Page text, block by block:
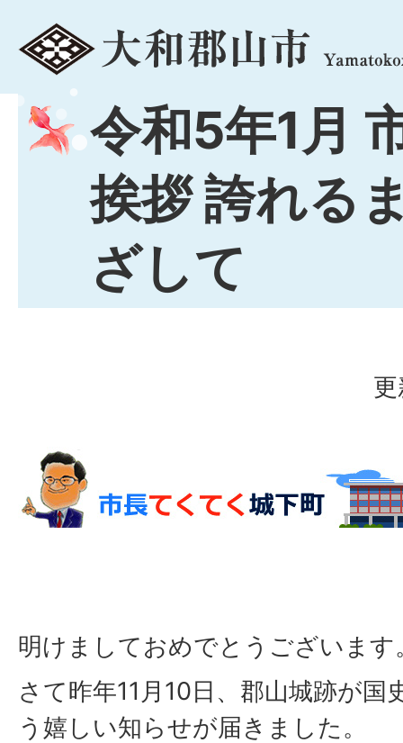
menu
令和5年1月
挨拶 誇れる
ざして
明けましておめでとうございます
さて昨年11月10日、郡山城跡が国
う嬉しい知らせが届きました。